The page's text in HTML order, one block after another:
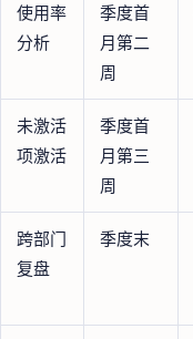
使用率
分析
季度首
月第二
周
未激活
项激活
季度首
月第三
周
跨部门
复盘
季度末